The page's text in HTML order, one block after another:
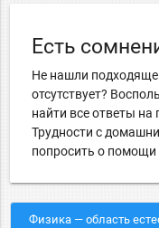
Есть
Не нашли
отсутствует?
найти все ответы
Трудности с
попросить о помощи
Физика — область